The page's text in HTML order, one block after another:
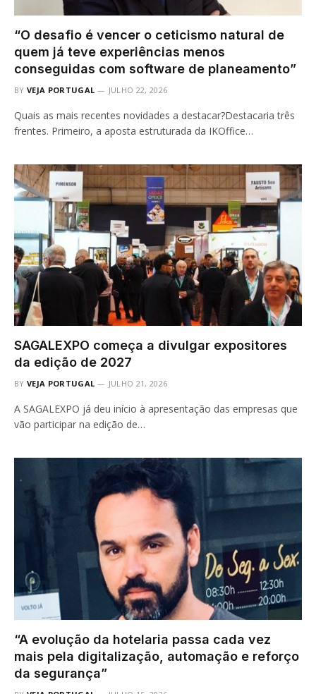
“O desafio é vencer o ceticismo natural de
quem já teve experiências menos
conseguidas com software de planeamento”
BY VEJA PORTUGAL JULHO 22, 2026
Quais as mais recentes novidades a destacar?Destacaria três
frentes. Primeiro, a aposta estruturada da IKOffice…
SAGALEXPO começa a divulgar expositores
da edição de 2027
BY VEJA PORTUGAL JULHO 21, 2026
A SAGALEXPO já deu início à apresentação das empresas que
vão participar na edição de…
“A evolução da hotelaria passa cada vez
mais pela digitalização, automação e reforço
da segurança”